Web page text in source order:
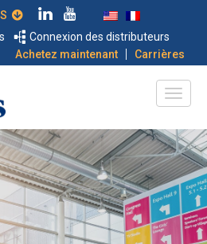
Connexion des distributeurs
Achetez maintenant | Carrières